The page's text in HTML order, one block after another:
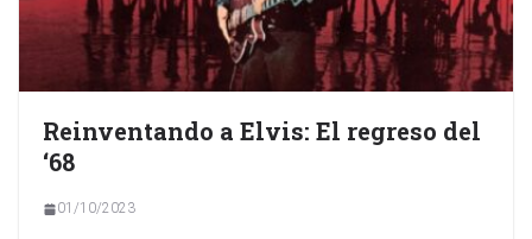
Reinventando a Elvis: El regreso del
‘68
01/10/2023